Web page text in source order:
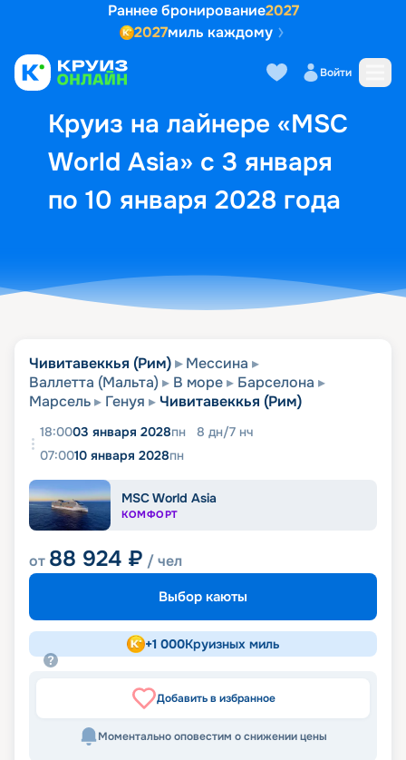
Раннее бронирование2027
2027миль каждому
Войти
Круиз на лайнере «MSC
World Asia» с 3 января
по 10 января 2028 года
Выбор кают Маршрут и
Чивитавеккья (Рим)
Мессина
Валлетта (Мальта)
В море
Барселона
Марсель
Генуя Чивитавеккья (Рим)
18:0003 января 2028пн 8 дн/7 нч
07:0010 января 2028пн
MSC World Asia
КОМФОРТ
от 88 924 ₽ / чел
Выбор каюты
+1 000Круизных миль
Добавить в избранное
Моментально оповестим о снижении цены